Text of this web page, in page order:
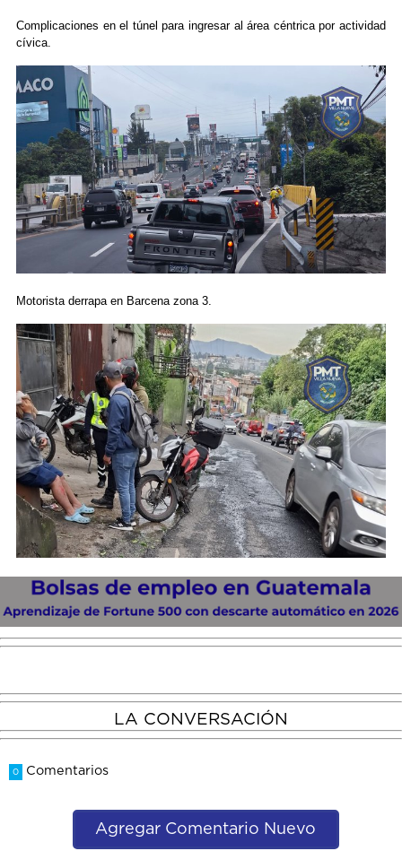
Complicaciones en el túnel para ingresar al área céntrica por actividad
cívica.
Motorista derrapa en Barcena zona 3.
LA CONVERSACIÓN
0 Comentarios
Agregar Comentario Nuevo